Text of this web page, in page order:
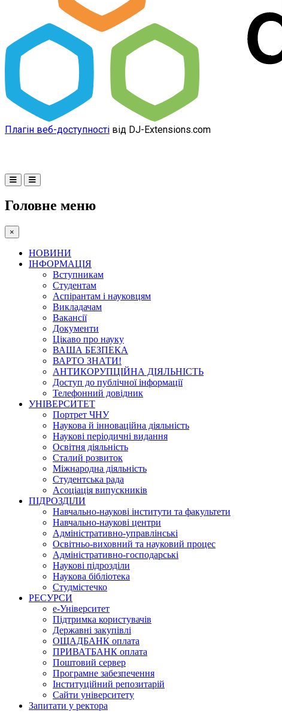
Плагін веб-доступності від DJ-Extensions.com
Головне меню
×
НОВИНИ
ІНФОРМАЦІЯ
Вступникам
Студентам
Аспірантам і науковцям
Викладачам
Вакансії
Документи
Цікаво про науку
ВАША БЕЗПЕКА
ВАРТО ЗНАТИ!
АНТИКОРУПЦІЙНА ДІЯЛЬНІСТЬ
Доступ до публічної інформації
Телефонний довідник
УНІВЕРСИТЕТ
Портрет ЧНУ
Наукова й інноваційна діяльність
Наукові періодичні видання
Освітня діяльність
Сталий розвиток
Міжнародна діяльність
Студентська рада
Асоціація випускників
ПІДРОЗДІЛИ
Навчально-наукові інститути та факультети
Навчально-наукові центри
Адміністративно-управлінські
Освітньо-виховний та науковий процес
Адміністративно-господарські
Наукові підрозділи
Наукова бібліотека
Студмістечко
РЕСУРСИ
е-Університет
Підтримка користувачів
Державні закупівлі
ОЩАДБАНК оплата
ПРИВАТБАНК оплата
Поштовий сервер
Програмне забезпечення
Інституційний репозитарій
Сайти університету
Запитати у ректора